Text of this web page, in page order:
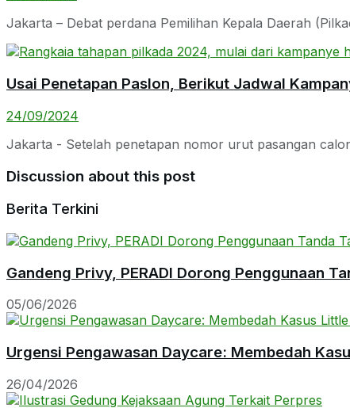
Jakarta – Debat perdana Pemilihan Kepala Daerah
Usai Penetapan Paslon, Berikut Jadwal
24/09/2024
Jakarta - Setelah penetapan nomor urut pasangan
Discussion about this post
Berita Terkini
Gandeng Privy, PERADI Dorong Penggunaan
05/06/2026
Urgensi Pengawasan Daycare: Membedah
26/04/2026